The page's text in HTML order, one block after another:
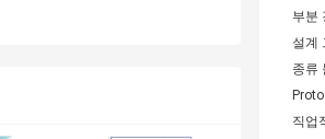
부분
설계
종류
직업